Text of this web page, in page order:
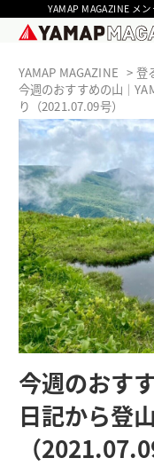
YAMAP MAGAZINE メ
YAMAP MAGAZINE
登
今週のおすすめの山｜
り（2021.07.09号）
今週のおす
日記から登
（